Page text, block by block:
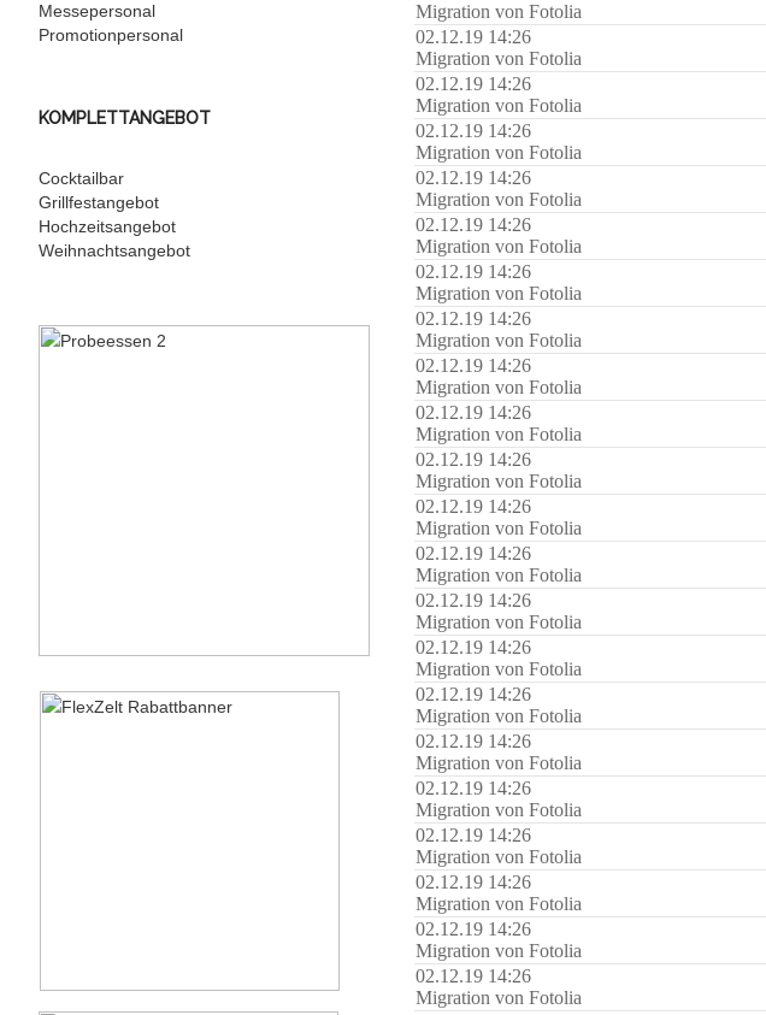
Migration von Fotolia
02.12.19 14:26
Migration von Fotolia
02.12.19 14:26
Migration von Fotolia
02.12.19 14:26
Migration von Fotolia
02.12.19 14:26
Migration von Fotolia
02.12.19 14:26
Migration von Fotolia
02.12.19 14:26
Migration von Fotolia
02.12.19 14:26
Migration von Fotolia
02.12.19 14:26
Migration von Fotolia
02.12.19 14:26
Migration von Fotolia
02.12.19 14:26
Migration von Fotolia
02.12.19 14:26
Migration von Fotolia
02.12.19 14:26
Migration von Fotolia
02.12.19 14:26
Migration von Fotolia
02.12.19 14:26
Migration von Fotolia
02.12.19 14:26
Migration von Fotolia
02.12.19 14:26
Migration von Fotolia
02.12.19 14:26
Migration von Fotolia
02.12.19 14:26
Migration von Fotolia
02.12.19 14:26
Migration von Fotolia
02.12.19 14:26
Migration von Fotolia
02.12.19 14:26
Migration von Fotolia
Messepersonal
Promotionpersonal
KOMPLETTANGEBOT
Cocktailbar
Grillfestangebot
Hochzeitsangebot
Weihnachtsangebot